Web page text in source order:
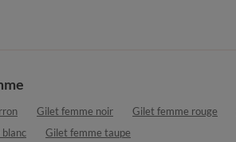
Gilet femme noir Gilet femme rouge
Gilet femme taupe